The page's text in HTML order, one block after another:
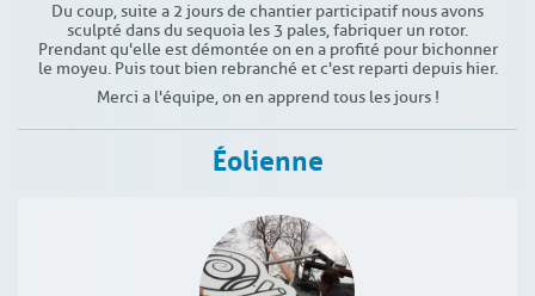
Du coup, suite a 2 jours de chantier participatif nous avons
sculpté dans du sequoia les 3 pales, fabriquer un rotor.
Prendant qu'elle est démontée on en a profité pour bichonner
le moyeu. Puis tout bien rebranché et c'est reparti depuis hier.
Merci a l'équipe, on en apprend tous les jours !
Éolienne